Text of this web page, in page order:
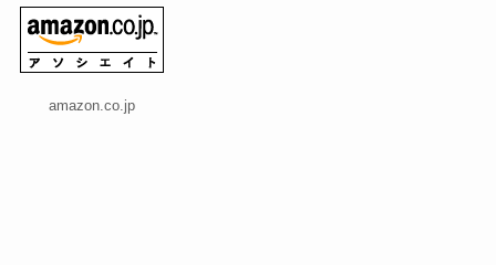
amazon.co.jp